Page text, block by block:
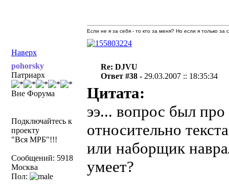
Наверх
Если не я за себя - то кто за меня? Но если я только
pohorsky
Патриарх
Вне Форума
Подключайтесь к
проекту
"Вся МРБ"!!!
Сообщений: 5918
Москва
Пол:
Re: DJVU
Ответ #38 - 29.03.2007 :: 18:35:34
Цитата:
ээ... вопрос был
относительно
или наборщик
умеет?